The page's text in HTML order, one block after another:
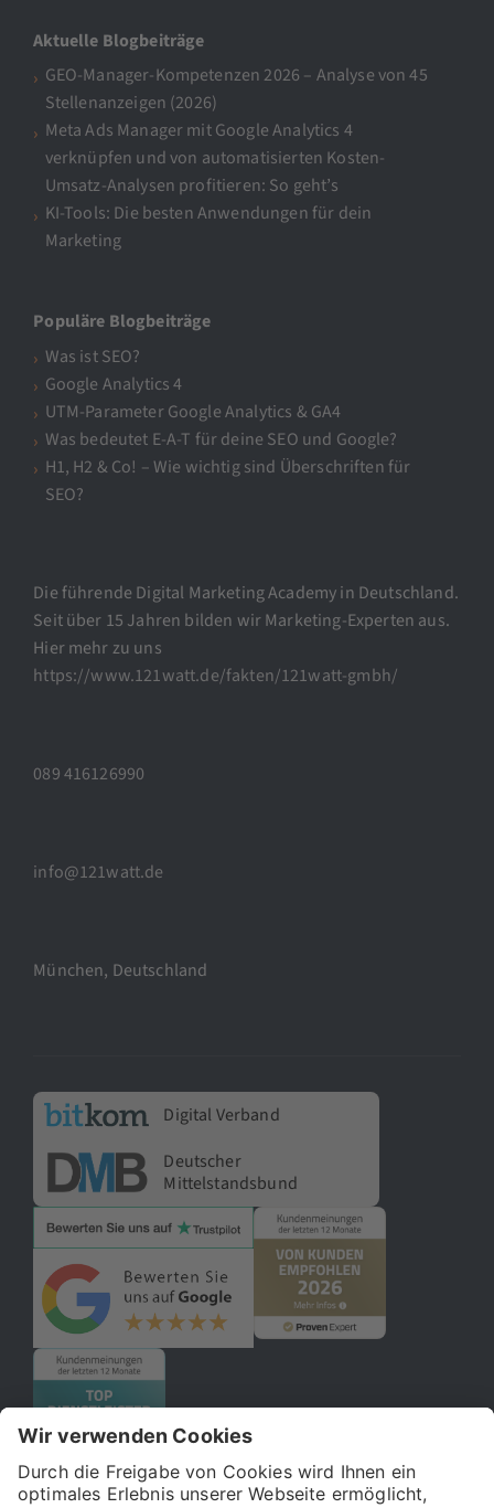
Aktuelle Blogbeiträge
GEO-Manager-Kompetenzen 2026 – Analyse von 45
Stellenanzeigen (2026)
Meta Ads Manager mit Google Analytics 4
verknüpfen und von automatisierten Kosten-
Umsatz-Analysen profitieren: So geht’s
KI-Tools: Die besten Anwendungen für dein
Marketing
Populäre Blogbeiträge
Was ist SEO?
Google Analytics 4
UTM-Parameter Google Analytics & GA4
Was bedeutet E-A-T für deine SEO und Google?
H1, H2 & Co! – Wie wichtig sind Überschriften für
SEO?
Die führende Digital Marketing Academy in Deutschland.
Seit über 15 Jahren bilden wir Marketing-Experten aus.
Hier mehr zu uns
https://www.121watt.de/fakten/121watt-gmbh/
089 416126990
info@121watt.de
München, Deutschland
Digital Verband
Deutscher
Mittelstandsbund